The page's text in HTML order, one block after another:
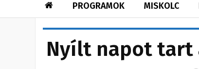
PROGRAMOK MISKOLC
Nyílt napot tart